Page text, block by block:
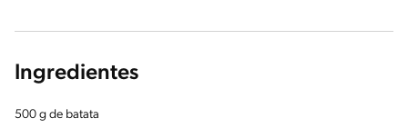
Ingredientes
500 g de batata